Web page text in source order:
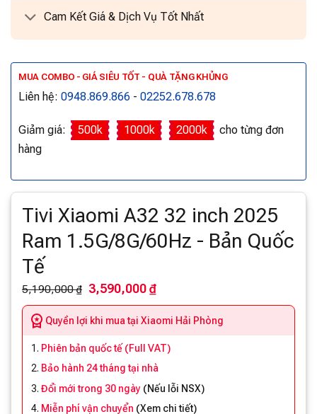
Cam Kết Giá & Dịch Vụ Tốt Nhất
MUA COMBO - GIÁ SIÊU TỐT - QUÀ TẶNG KHỦNG
Liên hệ: 0948.869.866 - 02252.678.678
Giảm giá: 500k 1000k 2000k
cho từng đơn
hàng
Tivi Xiaomi A32 32 inch 2025
Ram 1.5G/8G/60Hz - Bản Quốc
Tế
5,190,000 ₫ 3,590,000 ₫
Quyền lợi khi mua tại Xiaomi Hải Phòng
Phiên bản quốc tế (Full VAT)
Bảo hành 24 tháng tại nhà
Đổi mới trong 30 ngày (Nếu lỗi NSX)
Miễn phí vận chuyển (Xem chi tiết)